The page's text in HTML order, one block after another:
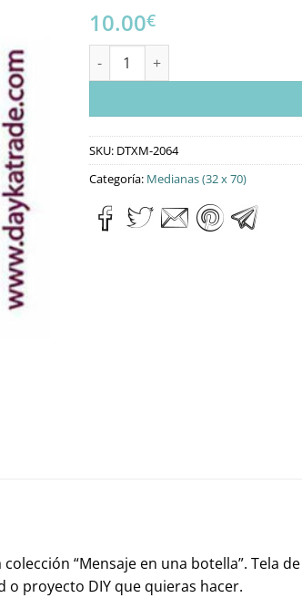
10.00€
DTXM-2064 Tela Para Scrap Y
SKU: DTXM-2064
Categoría: Medianas (32 x 70)
“Mensaje en una botella”. Tela
proyecto DIY que quieras hacer.